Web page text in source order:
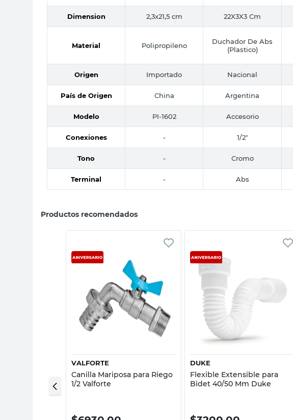
Dimension 2,3x21,5 cm 22X3X3 Cm
Material Polipropileno
Duchador De Abs
(Plastico)
Origen Importado Nacional
País de Origen China Argentina
Modelo PI-1602 Accesorio
Conexiones - 1/2"
Tono - Cromo
Terminal - Abs
Productos recomendados
Vista rápida
VALFORTE
Canilla Mariposa para Riego
1/2 Valforte
DUKE
Flexible Extensible para
Bidet 40/50 Mm Duke